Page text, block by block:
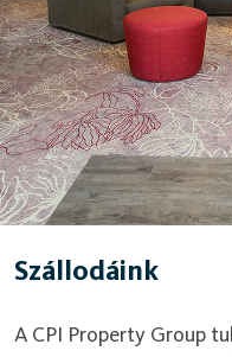
Szállodáink
A CPI Property Group